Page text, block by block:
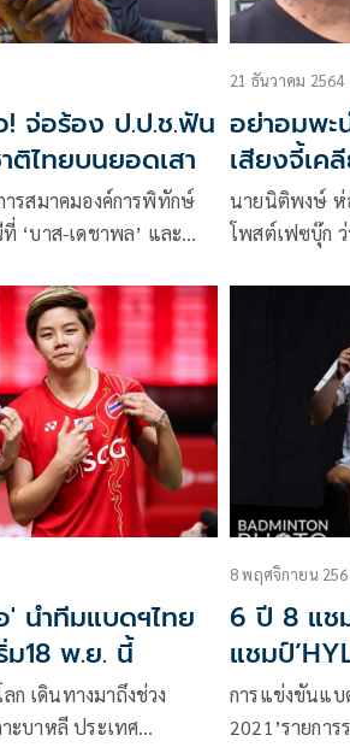
จ่อร้อง ป.ป.ช.ฟัน
ไทยบนยอดเสา
ารสมาคมองค์การพิทักษ์
‘บาส-เดชาพล’ และ
21 ธันวาคม 2564
อย่าอมพะนำ
เสียงจี้เค
นายนิติพงษ์ ห่
โพสต์เฟซบุ๊ก
นักกีฬา #อมพ
นำทีมแบดฯไทย
18 พ.ย. นี้
เดินทางมาถึงช่วง
ะบาหลี ประเทศ
8 พฤศจิกายน
6 ปี 8 แชมป์ 11
แชมป์
การแข่งขันแบ
2021’รายการระดับเ